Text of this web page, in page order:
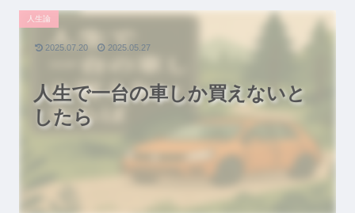
人生で一台の車しか買えないと
したら
人生論
2025.07.20 2025.05.27